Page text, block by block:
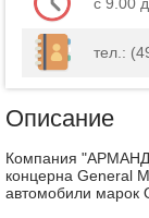
тел.:
Описание
Компания
концерна General
автомобили марок